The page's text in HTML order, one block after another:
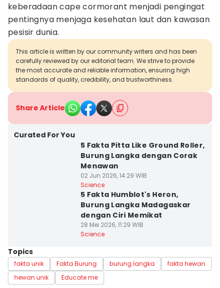
keberadaan cape cormorant menjadi pengingat
pentingnya menjaga kesehatan laut dan kawasan
pesisir dunia.
This article is written by our community writers and has been
carefully reviewed by our editorial team. We strive to provide
the most accurate and reliable information, ensuring high
standards of quality, credibility, and trustworthiness.
Share Article
Curated For You
5 Fakta Pitta Like Ground Roller,
Burung Langka dengan Corak
Menawan
02 Jun 2026, 14:29 WIB
Science
5 Fakta Humblot's Heron,
Burung Langka Madagaskar
dengan Ciri Memikat
28 Mei 2026, 11:29 WIB
Science
Topics
fakta unik Fakta Burung burung langka
fakta hewan
hewan unik
Educate me